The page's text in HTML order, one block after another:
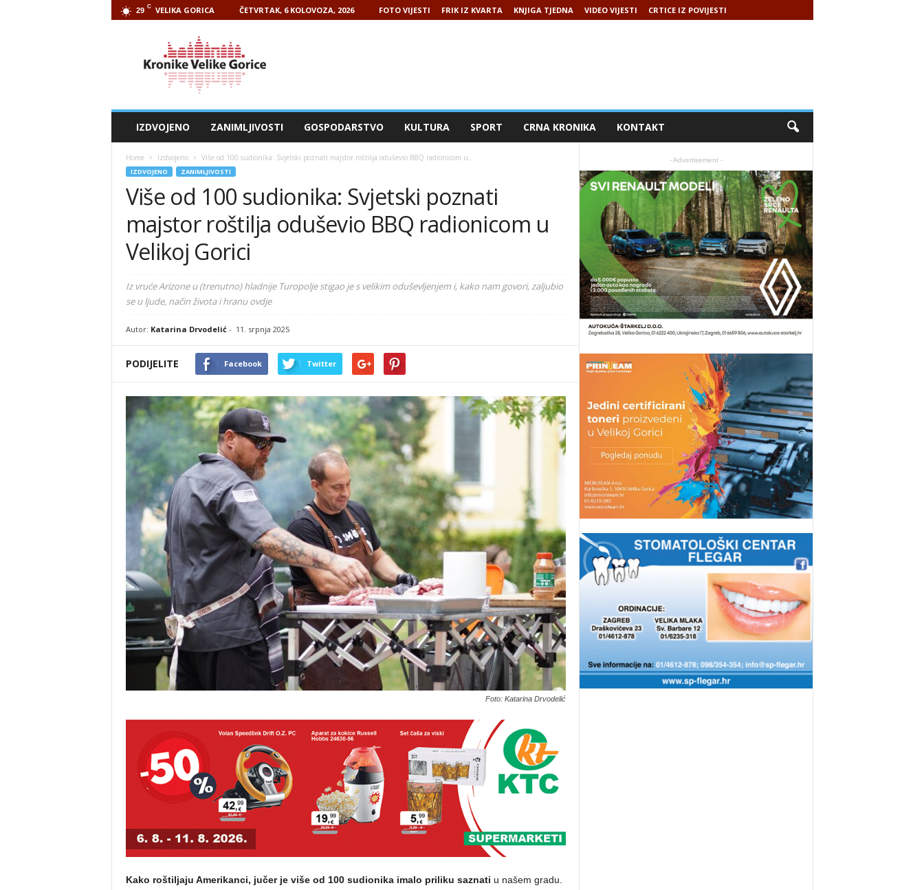
29 C VELIKA GORICA ČETVRTAK, 6 KOLOVOZA, 2026 FOTO VIJESTI FRIK IZ KVARTA KNJIGA TJEDNA VIDEO VIJESTI CRTICE IZ POVIJESTI
IZDVOJENO ZANIMLJIVOSTI GOSPODARSTVO KULTURA SPORT CRNA KRONIKA KONTAKT
Home Izdvojeno Više od 100 sudionika: Svjetski poznati majstor roštilja oduševio BBQ radionicom u...
IZDVOJENO ZANIMLJIVOSTI
Više od 100 sudionika: Svjetski poznati
majstor roštilja oduševio BBQ radionicom u
Velikoj Gorici
Iz vruće Arizone u (trenutno) hladnije Turopolje stigao je s velikim oduševljenjem i, kako nam govori, zaljubio
se u ljude, način života i hranu ovdje
Autor: Katarina Drvodelić- 11. srpnja 2025
PODIJELITE Facebook Twitter
Foto: Katarina Drvodelić
Kako roštiljaju Amerikanci, jučer je više od 100 sudionika imalo priliku saznati u našem gradu.
- Advertisement -